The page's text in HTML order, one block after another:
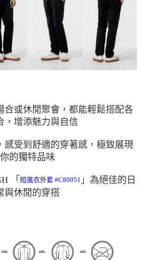
合或休閒聚會，都能輕鬆搭配各
， 增添魅力與自信
受到舒適的穿著感， 極致展現
你的獨特品味
「 短風衣外套 #C80051 」 為絕佳的日
與休閒的穿搭